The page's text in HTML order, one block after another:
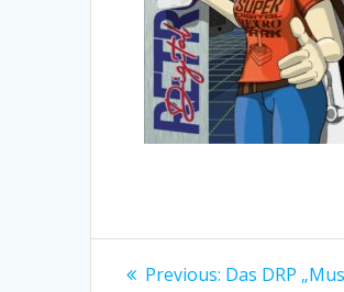
Previous: Previous
Das DRP